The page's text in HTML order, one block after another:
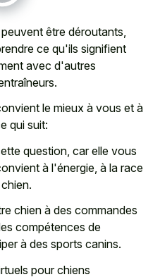
être déroutants,
ce qu'ils signifient
avec d'autres
le mieux à vous et à
qui suit:
question, car elle vous
à l'énergie, à la race
chien à des commandes
compétences de
à des sports canins.
pour chiens